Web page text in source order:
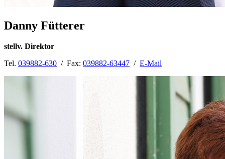
Danny Fütterer
stellv. Direktor
Tel. 039882-630 / Fax: 039882-63447 / E-Mail